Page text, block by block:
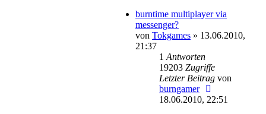
burntime multiplayer via
messenger?
von Tokgames » 13.06.2010,
21:37
1 Antworten
19203 Zugriffe
Letzter Beitrag von
burngamer
18.06.2010, 22:51